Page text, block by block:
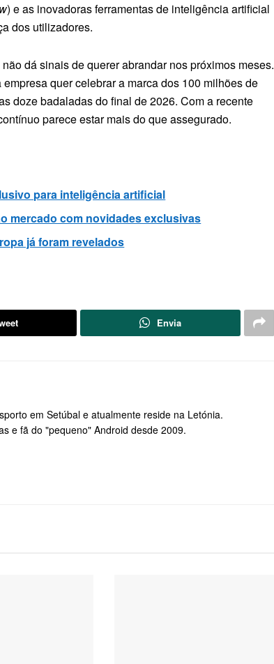
) e as inovadoras ferramentas de inteligência artificial
dos utilizadores.
dá sinais de querer abrandar nos próximos meses.
quer celebrar a marca dos 100 milhões de
doze badaladas do final de 2026. Com a recente
parece estar mais do que assegurado.
para inteligência artificial
mercado com novidades exclusivas
já foram revelados
Envia
em Setúbal e atualmente reside na Letónia.
e fã do "pequeno" Android desde 2009.